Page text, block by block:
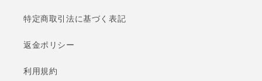
特定商取引法に基づく表記
返金ポリシー
利用規約